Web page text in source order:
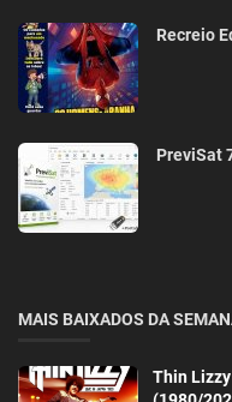
Recreio
PreviSat
MAIS BAIXADOS DA
Thin